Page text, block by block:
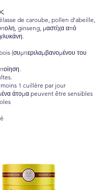
de caroube, pollen d'abeille,
ginseng, μαστίχα από
(συμπεριλαμβανομένου του
1 cuillère par jour
άτομα peuvent être sensibles